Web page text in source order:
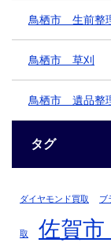
鳥栖市 生前整
鳥栖市 草刈
鳥栖市 遺品整
タグ
ダイヤモンド買取 ブ
取 佐賀